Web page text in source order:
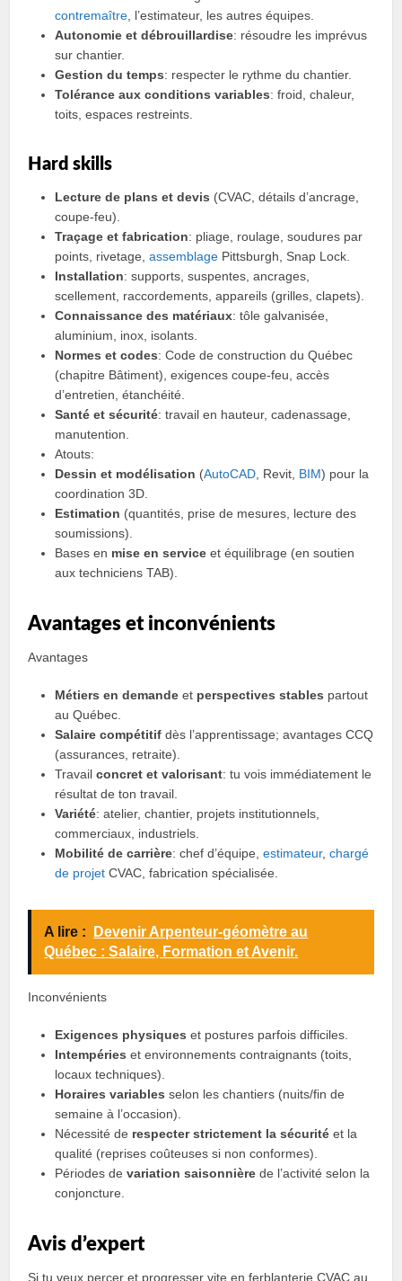
contremaître , l’estimateur, les autres équipes.
Autonomie et débrouillardise: résoudre les imprévus
sur chantier.
Gestion du temps: respecter le rythme du chantier.
Tolérance aux conditions variables: froid, chaleur,
toits, espaces restreints.
Hard skills
Lecture de plans et devis (CVAC, détails d’ancrage,
coupe-feu).
Traçage et fabrication: pliage, roulage, soudures par
points, rivetage,assemblage Pittsburgh, Snap Lock.
Installation: supports, suspentes, ancrages,
scellement, raccordements, appareils (grilles, clapets).
Connaissance des matériaux: tôle galvanisée,
aluminium, inox, isolants.
Normes et codes: Code de construction du Québec
(chapitre Bâtiment), exigences coupe-feu, accès
d’entretien, étanchéité.
Santé et sécurité: travail en hauteur, cadenassage,
manutention.
Atouts:
Dessin et modélisation (AutoCAD , Revit, BIM) pour la
coordination 3D.
Estimation (quantités, prise de mesures, lecture des
soumissions).
Bases en mise en service et équilibrage (en soutien
aux techniciens TAB).
Avantages et inconvénients
Avantages
Métiers en demande et perspectives stables partout
au Québec.
Salaire compétitif dès l’apprentissage; avantages CCQ
(assurances, retraite).
Travailconcret et valorisant: tu vois immédiatement le
résultat de ton travail.
Variété: atelier, chantier, projets institutionnels,
commerciaux, industriels.
Mobilité de carrière: chef d’équipe,estimateur,chargé
de projet CVAC, fabrication spécialisée.
A lire :
Devenir Arpenteur-géomètre au
Québec : Salaire, Formation et Avenir.
Inconvénients
Exigences physiques et postures parfois difficiles.
Intempéries et environnements contraignants (toits,
locaux techniques).
Horaires variables selon les chantiers (nuits/fin de
semaine à l’occasion).
Nécessité de respecter strictement la sécurité et la
qualité (reprises coûteuses si non conformes).
Périodes devariation saisonnière de l’activité selon la
conjoncture.
Avis d’expert
Si tu veux percer et progresser vite en ferblanterie CVAC au